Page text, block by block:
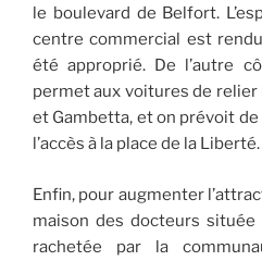
le boulevard de Belfort.
centre commercial est
été approprié. De l’autre
permet aux voitures de
et Gambetta, et on prévoit
l’accès à la place de la Liberté.
Enfin, pour augmenter
maison des docteurs
rachetée par la